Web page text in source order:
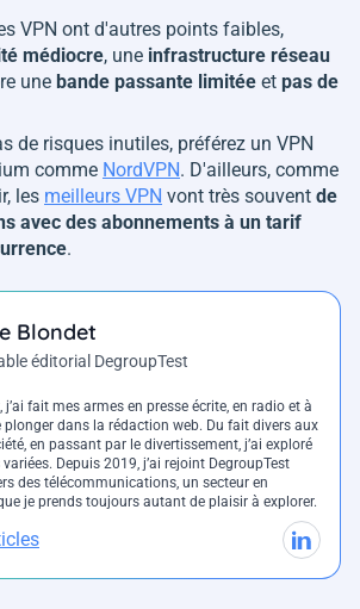
VPN ont d'autres points faibles,
médiocre, une infrastructure réseau
une bande passante limitée et pas de
de risques inutiles, préférez un VPN
comme NordVPN. D'ailleurs, comme
les meilleurs VPN vont très souvent de
avec des abonnements à un tarif
.
Blondet
éditorial DegroupTest
fait mes armes en presse écrite, en radio et à
plonger dans la rédaction web. Du fait divers aux
en passant par le divertissement, j’ai exploré
Depuis 2019, j’ai rejoint DegroupTest
des télécommunications, un secteur en
je prends toujours autant de plaisir à explorer.